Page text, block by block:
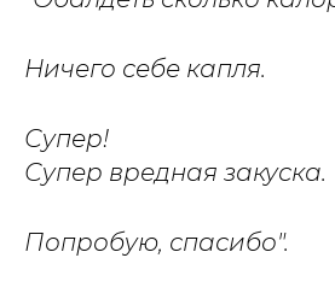
Ничего себе капля.
Супер!
Супер вредная закуска.
Попробую, спасибо".